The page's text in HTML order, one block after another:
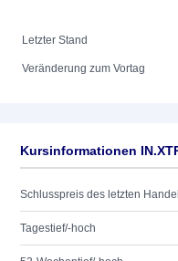
Letzter Stand
Veränderung zum Vortag
Kursinformationen
Schlusspreis des letzten
Tagestief/-hoch